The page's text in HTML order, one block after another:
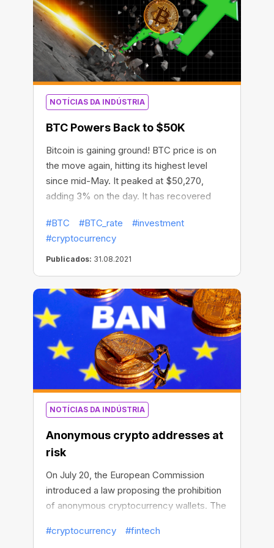
NOTÍCIAS DA INDÚSTRIA
BTC Powers Back to $50K
Bitcoin is gaining ground! BTC price is on
the move again, hitting its highest level
since mid-May. It peaked at $50,270,
adding 3% on the day. It has recovered
asset’s overall market valuation is currently
at $942 billion. This could be a sign that the
“capitulation period has ended and the
Metrics wrote in a Tuesday newsletter.
#BTC #BTC_rate
#investment
#cryptocurrency
Publicados: 31.08.2021
NOTÍCIAS DA INDÚSTRIA
Anonymous crypto addresses at
risk
On July 20, the European Commission
introduced a law proposing the prohibition
of anonymous cryptocurrency wallets. The
involved in cryptocurrency transfers to
#cryptocurrency #fintech